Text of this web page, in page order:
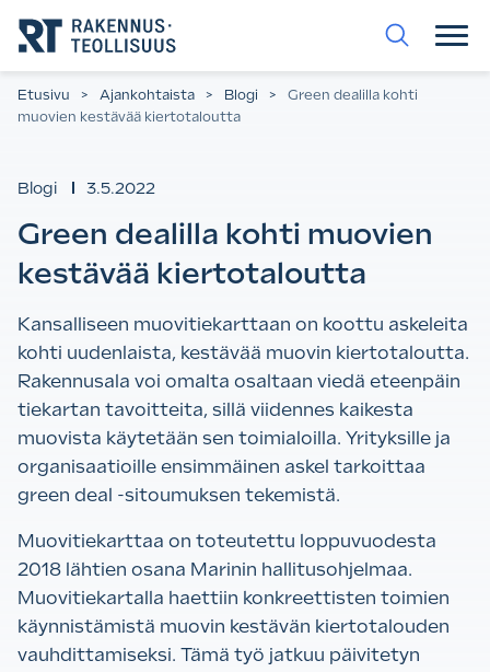
suoraan
sisältöön.
Etusivu > Ajankohtaista > Blogi >
Green dealilla kohti
muovien kestävää kiertotaloutta
Blogi 3.5.2022
Green dealilla kohti muovien
kestävää kiertotaloutta
Kansalliseen muovitiekarttaan on koottu askeleita
kohti uudenlaista, kestävää muovin kiertotaloutta.
Rakennusala voi omalta osaltaan viedä eteenpäin
tiekartan tavoitteita, sillä viidennes kaikesta
muovista käytetään sen toimialoilla. Yrityksille ja
organisaatioille ensimmäinen askel tarkoittaa
green deal -sitoumuksen tekemistä.
Muovitiekarttaa on toteutettu loppuvuodesta
2018 lähtien osana Marinin hallitusohjelmaa.
Muovitiekartalla haettiin konkreettisten toimien
käynnistämistä muovin kestävän kiertotalouden
vauhdittamiseksi. Tämä työ jatkuu päivitetyn